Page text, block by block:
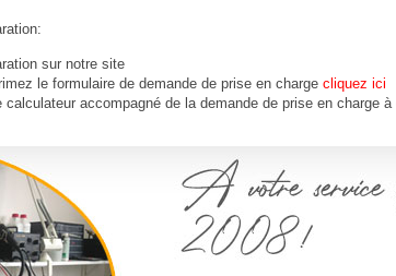
sur notre site
le formulaire de demande de prise en charge cliquez ici
accompagné de la demande de prise en charge à